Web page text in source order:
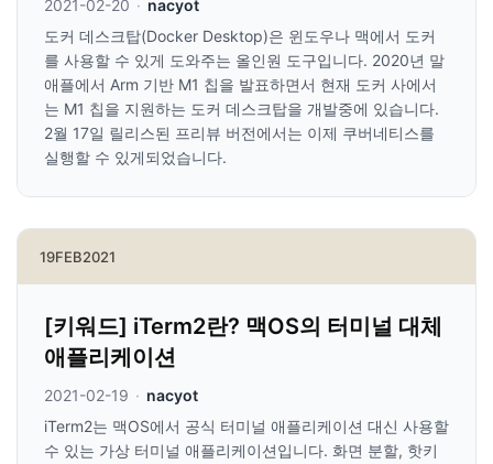
2021-02-20 · nacyot
도커 데스크탑(Docker Desktop)은 윈도우나 맥에서 도커
를 사용할 수 있게 도와주는 올인원 도구입니다. 2020년 말
애플에서 Arm 기반 M1 칩을 발표하면서 현재 도커 사에서
는 M1 칩을 지원하는 도커 데스크탑을 개발중에 있습니다.
2월 17일 릴리스된 프리뷰 버전에서는 이제 쿠버네티스를
실행할 수 있게되었습니다.
19FEB2021
[키워드] iTerm2란? 맥OS의 터미널 대체
애플리케이션
2021-02-19 · nacyot
iTerm2는 맥OS에서 공식 터미널 애플리케이션 대신 사용할
수 있는 가상 터미널 애플리케이션입니다. 화면 분할, 핫키